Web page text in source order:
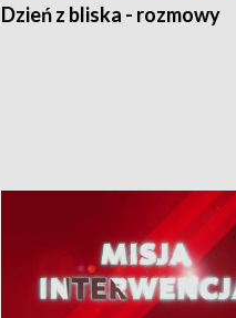
Dzień z bliska - rozmowy